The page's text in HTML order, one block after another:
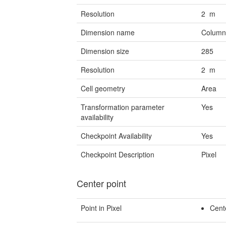
Resolution
2 m
Dimension name
Column
Dimension size
285
Resolution
2 m
Cell geometry
Area
Transformation parameter
availability
Yes
Checkpoint Availability
Yes
Checkpoint Description
Pixel
Center point
Point in Pixel